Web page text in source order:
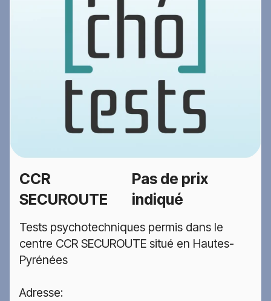
CCR
SECUROUTE
Pas de prix
indiqué
Tests psychotechniques permis dans le
centre CCR SECUROUTE situé en Hautes-
Pyrénées
Adresse: